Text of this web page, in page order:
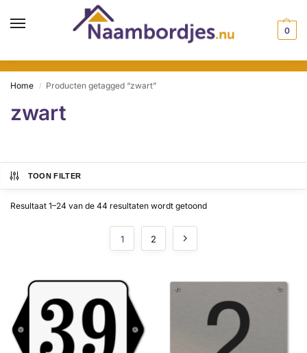
0
Home / Producten getagged “zwart”
zwart
TOON FILTER
Resultaat 1–24 van de 44 resultaten wordt getoond
1 2